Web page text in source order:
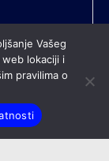
All rights
Vašeg
lokaciji i
pravilima o